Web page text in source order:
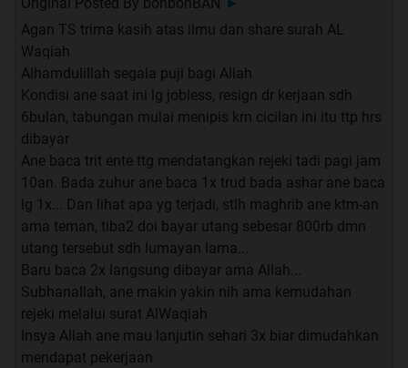
Agan TS trima kasih atas ilmu dan share surah AL
Waqiah
Alhamdulillah segala puji bagi Allah
Kondisi ane saat ini lg jobless, resign dr kerjaan sdh
6bulan, tabungan mulai menipis krn cicilan ini itu ttp hrs
dibayar
Ane baca trit ente ttg mendatangkan rejeki tadi pagi jam
10an. Bada zuhur ane baca 1x trud bada ashar ane baca
lg 1x... Dan lihat apa yg terjadi, stlh maghrib ane ktm-an
ama teman, tiba2 doi bayar utang sebesar 800rb dmn
utang tersebut sdh lumayan lama...
Baru baca 2x langsung dibayar ama Allah...
Subhanallah, ane makin yakin nih ama kemudahan
rejeki melalui surat AlWaqiah
Insya Allah ane mau lanjutin sehari 3x biar dimudahkan
mendapat pekerjaan